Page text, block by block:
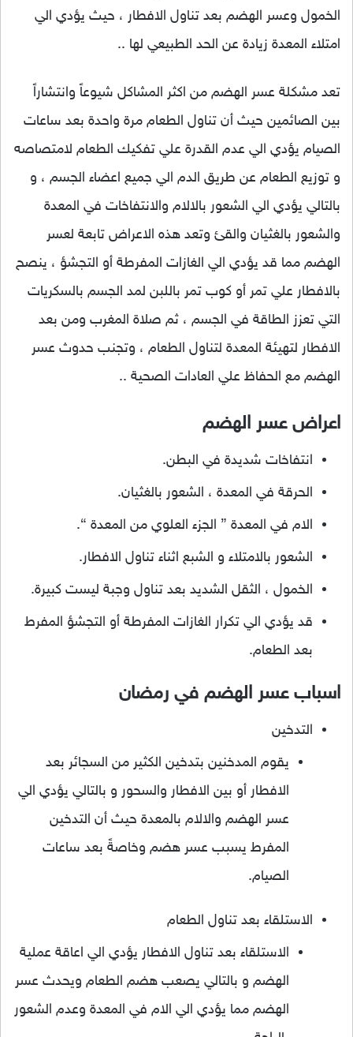
الخمول وعسر الهضم بعد تناول الافطار ، حيث يؤدي الي
امتلاء المعدة زيادة عن الحد الطبيعي لها ..
تعد مشكلة عسر الهضم من اكثر المشاكل شيوعاً وانتشاراً
بين الصائمين حيث أن تناول الطعام مرة واحدة بعد ساعات
الصيام يؤدي الي عدم القدرة علي تفكيك الطعام لامتصاصه
و توزيع الطعام عن طريق الدم الي جميع اعضاء الجسم ، و
بالتالي يؤدي الي الشعور بالالام والانتفاخات في المعدة
والشعور بالغثيان والقئ وتعد هذه الاعراض تابعة لعسر
الهضم مما قد يؤدي الي الغازات المفرطة أو التجشؤ ، ينصح
بالافطار علي تمر أو كوب تمر باللبن لمد الجسم بالسكريات
التي تعزز الطاقة في الجسم ، ثم صلاة المغرب ومن بعد
الافطار لتهيئة المعدة لتناول الطعام ، وتجنب حدوث عسر
الهضم مع الحفاظ علي العادات الصحية ..
اعراض عسر الهضم
انتفاخات شديدة في البطن.
الحرقة في المعدة ، الشعور بالغثيان.
الام في المعدة ” الجزء العلوي من المعدة “.
الشعور بالامتلاء و الشبع اثناء تناول الافطار.
الخمول ، الثقل الشديد بعد تناول وجبة ليست كبيرة.
قد يؤدي الي تكرار الغازات المفرطة أو التجشؤ المفرط
بعد الطعام.
اسباب عسر الهضم في رمضان
التدخين
يقوم المدخنين بتدخين الكثير من السجائر بعد
الافطار أو بين الافطار والسحور و بالتالي يؤدي الي
عسر الهضم والالام بالمعدة حيث أن التدخين
المفرط يسبب عسر هضم وخاصةً بعد ساعات
الصيام.
الاستلقاء بعد تناول الطعام
الاستلقاء بعد تناول الافطار يؤدي الي اعاقة عملية
الهضم و بالتالي يصعب هضم الطعام ويحدث عسر
الهضم مما يؤدي الي الام في المعدة وعدم الشعور